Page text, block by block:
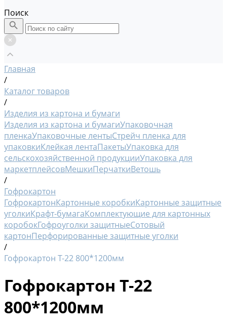
Поиск
Главная
/
Каталог товаров
/
Изделия из картона и бумаги
Изделия из картона и бумагиУпаковочная
пленкаУпаковочные лентыСтрейч пленка для
упаковкиКлейкая лентаПакетыУпаковка для
сельскохозяйственной продукцииУпаковка для
маркетплейсовМешкиПерчаткиВетошь
/
Гофрокартон
ГофрокартонКартонные коробкиКартонные защитные
уголкиКрафт-бумагаКомплектующие для картонных
коробокГофроуголки защитныеСотовый
картонПерфорированные защитные уголки
/
Гофрокартон Т-22 800*1200мм
Гофрокартон Т-22
800*1200мм